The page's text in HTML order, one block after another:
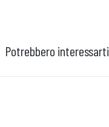
Potrebbero interessarti
AGGIUNGI AL CARRELLO